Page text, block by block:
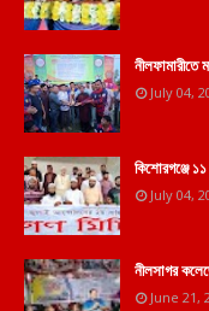
নীলফামারীতে
July 04,
কিশোরগঞ্জে
July 04,
নীলসাগর
June 21,